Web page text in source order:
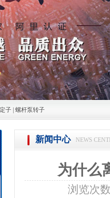
子 螺杆泵转子
新闻中心 NEWS
为什么
浏览次